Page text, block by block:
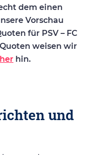
dem einen
Vorschau
für PSV – FC
weisen wir
hin.
und